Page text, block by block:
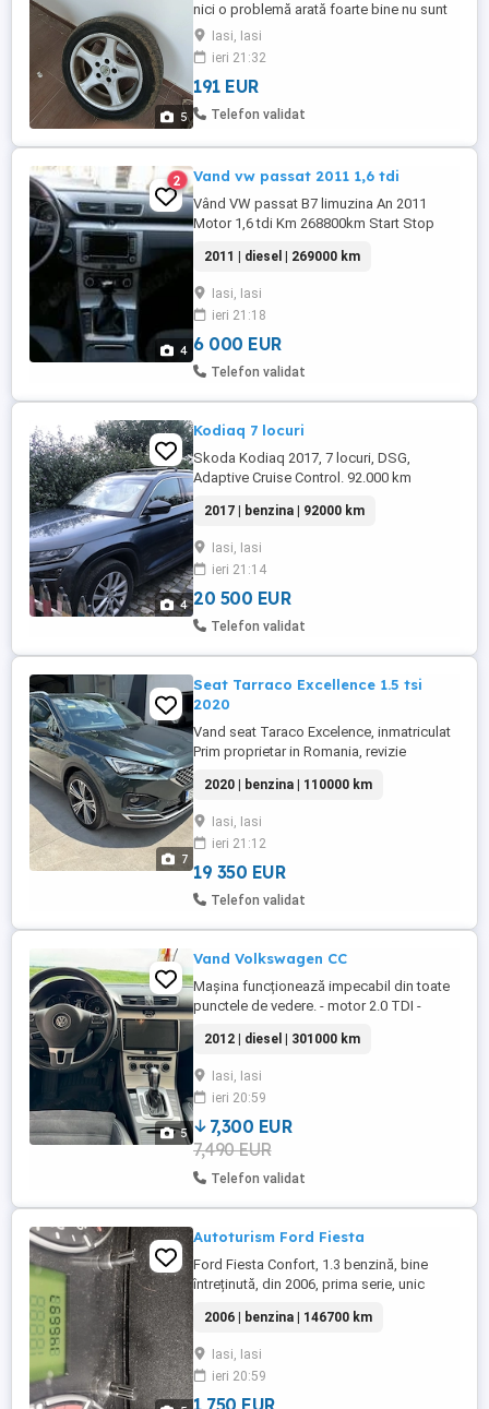
5
nici o problemă arată foarte bine nu sunt
sudate ..cauciucuri sunt foarte bune M+s
205\55/R16 mai multe detalii în privat
Iasi, Iasi
ieri 21:32
191 EUR
Telefon validat
4
2 Vand vw passat 2011 1,6 tdi
Vând VW passat B7 limuzina An 2011
Motor 1,6 tdi Km 268800km Start Stop
reglaj electric șofer pasager Climatronic
pe 2 zone Comenzi pe volan Pilot automat
Oglinzi încălzite parbriz heliomat Închidere
centralizată x2 chei, etc. Preț 6000 euro
Tel. ...
2011 | diesel | 269000 km
Iasi, Iasi
ieri 21:18
6 000 EUR
Telefon validat
4
Kodiaq 7 locuri
Skoda Kodiaq 2017, 7 locuri, DSG,
Adaptive Cruise Control. 92.000 km
din Germania in 2020, cumparata la 30 mii
km. Mici urme de grindina. Tel
2017 | benzina | 92000 km
Iasi, Iasi
ieri 21:14
20 500 EUR
Telefon validat
7
Seat Tarraco Excellence 1.5 tsi
2020
Vand seat Taraco Excelence, inmatriculat
Prim proprietar in Romania, revizie
euro 6 Ofer serie, accept orice test, am
foarte mare grija de masina, vopsea
originala, fara nici un accident Revizie
completa: ulei+ toate filtrele+placute frana
22.05.2026 km 111000 accept ...
2020 | benzina | 110000 km
Iasi, Iasi
ieri 21:12
19 350 EUR
Telefon validat
5
Vand Volkswagen CC
Mașina funcționează impecabil din toate
punctele de vedere. - motor 2.0 TDI -
tractiune fata - norma de poluare Euro 5
Dotari: - interior piele neagra si alcantara -
lumini ambientale - comenzi pe volan; -
cruise control; - camera de bord; -
torpedou refrigerat; - ...
2012 | diesel | 301000 km
Iasi, Iasi
ieri 20:59
7,300 EUR
7,490 EUR
Telefon validat
Autoturism Ford Fiesta
Ford Fiesta Confort, 1.3 benzină, bine
întreținută, din 2006, prima serie, unic
anvelope iarna noi, nu funcționează
bricheta și parbrizul puțin fisurat, recent,
prețul cerut este de 1750 euro, relații la
telefon .Fabricata la Uzinele Koln din
Germania..
2006 | benzina | 146700 km
Iasi, Iasi
ieri 20:59
1 750 EUR